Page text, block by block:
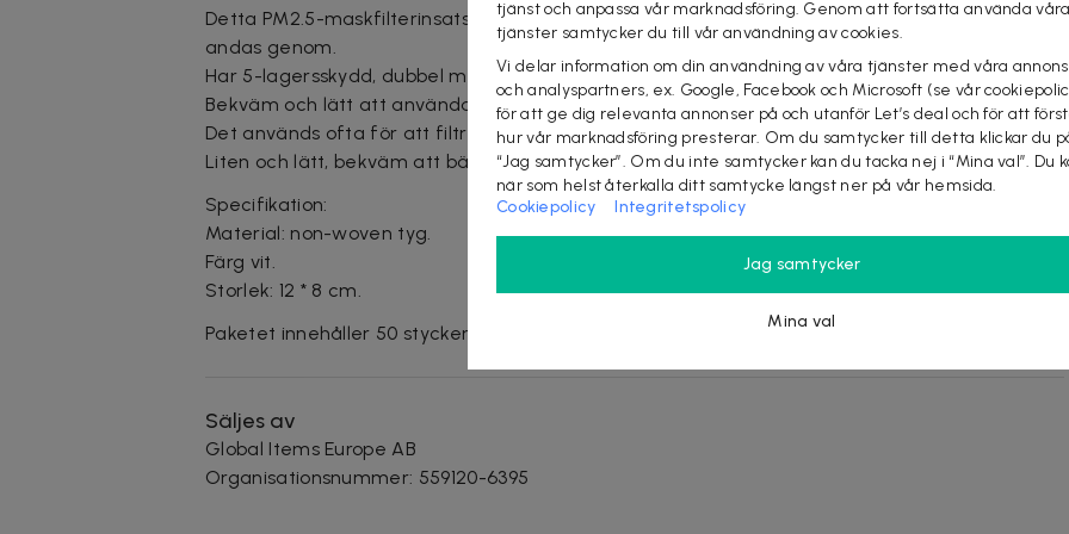
Detta PM2.5-maskfilterinsats är tillverkat av högkvalitativt non-woven-tyg, är mjukt, lätt att
andas genom.
Har 5-lagersskydd, dubbel mikrofiltreringseffekt, kan effektivt filtrera luft.
Bekväm och lätt att använda, ta bort och byt ut den använda filterinsatsen snabbt.
Det används ofta för att filtrera damm, spray, dimma och dis osv.
Liten och lätt, bekväm att bära eller förvara, rekommenderas att byta varje dag.
Specifikation:
Material: non-woven tyg.
Färg vit.
Storlek: 12 * 8 cm.
Paketet innehåller 50 stycken filterinsatser.
Säljes av
Global Items Europe AB
Organisationsnummer: 559120-6395
tjänst och anpassa vår marknadsföring. Genom att fortsätta använda våra
tjänster samtycker du till vår användning av cookies.
Vi delar information om din användning av våra tjänster med våra
och analyspartners, ex. Google, Facebook och Microsoft (se vår
för att ge dig relevanta annonser på och utanför Let’s deal och för att
hur vår marknadsföring presterar. Om du samtycker till detta klickar du
“Jag samtycker”. Om du inte samtycker kan du tacka nej i “Mina val”. Du
när som helst återkalla ditt samtycke längst ner på vår hemsida.
Cookiepolicy
Integritetspolicy
Jag samtycker
Mina val